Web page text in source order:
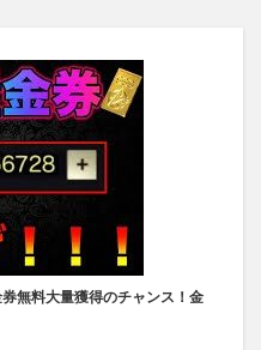
無料大量獲得のチャンス！金